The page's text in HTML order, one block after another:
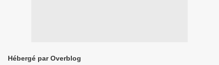
Hébergé par Overblog